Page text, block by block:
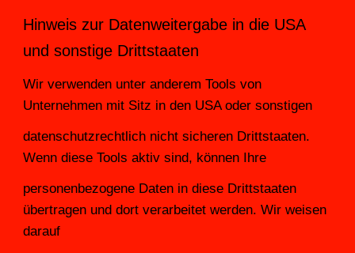
Hinweis zur Datenweitergabe in die USA
und sonstige Drittstaaten
Wir verwenden unter anderem Tools von
Unternehmen mit Sitz in den USA oder sonstigen
datenschutzrechtlich nicht sicheren Drittstaaten.
Wenn diese Tools aktiv sind, können Ihre
personenbezogene Daten in diese Drittstaaten
übertragen und dort verarbeitet werden. Wir weisen
darauf